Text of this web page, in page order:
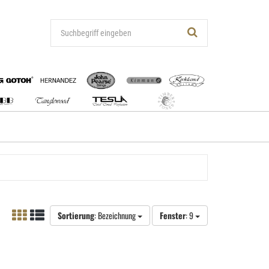
Sortierung: Bezeichnung Fenster: 9